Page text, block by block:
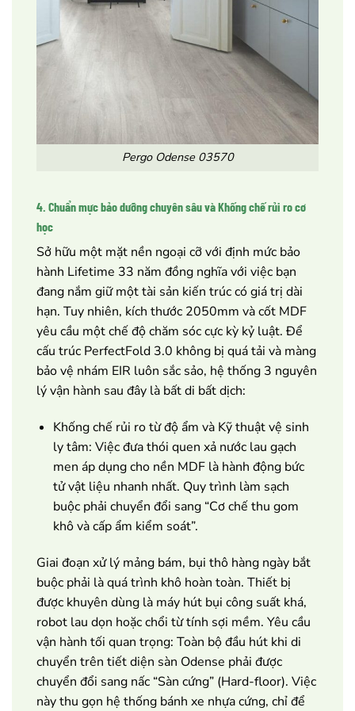
Pergo Odense 03570
4. Chuẩn mực bảo dưỡng chuyên sâu và Khống chế rủi ro cơ
học
Sở hữu một mặt nền ngoại cỡ với định mức bảo
hành Lifetime 33 năm đồng nghĩa với việc bạn
đang nắm giữ một tài sản kiến trúc có giá trị dài
hạn. Tuy nhiên, kích thước 2050mm và cốt MDF
yêu cầu một chế độ chăm sóc cực kỳ kỷ luật. Để
cấu trúc PerfectFold 3.0 không bị quá tải và màng
bảo vệ nhám EIR luôn sắc sảo, hệ thống 3 nguyên
lý vận hành sau đây là bất di bất dịch:
Khống chế rủi ro từ độ ẩm và Kỹ thuật vệ sinh
ly tâm: Việc đưa thói quen xả nước lau gạch
men áp dụng cho nền MDF là hành động bức
tử vật liệu nhanh nhất. Quy trình làm sạch
buộc phải chuyển đổi sang “Cơ chế thu gom
khô và cấp ẩm kiểm soát”.
Giai đoạn xử lý mảng bám, bụi thô hàng ngày bắt
buộc phải là quá trình khô hoàn toàn. Thiết bị
được khuyên dùng là máy hút bụi công suất khá,
robot lau dọn hoặc chổi từ tính sợi mềm. Yêu cầu
vận hành tối quan trọng: Toàn bộ đầu hút khi di
chuyển trên tiết diện sàn Odense phải được
chuyển đổi sang nấc “Sàn cứng” (Hard-floor). Việc
này thu gọn hệ thống bánh xe nhựa cứng, chỉ để